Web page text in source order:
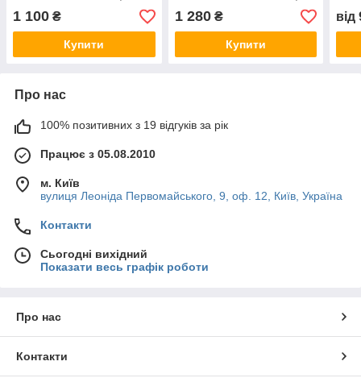
C7770-60014 ліцензія
1 100 ₴
Купити
C7769-60305 | C7769-
60147 ліцензія
1 280₴
Купити
від
Про нас
100% позитивних з 19 відгуків за рік
Працює з 05.08.2010
м. Київ
вулиця Леоніда Первомайського, 9, оф. 12, Київ, Україна
Контакти
Сьогодні вихідний
Показати весь графік роботи
Про нас
Контакти